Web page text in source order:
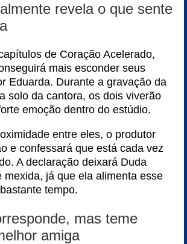
revela o que sente
de Coração Acelerado,
mais esconder seus
Eduarda. Durante a gravação da
solo da cantora, os dois viverão
emoção dentro do estúdio.
entre eles, o produtor
e confessará que está cada vez
A declaração deixará Duda
mexida, já que ela alimenta esse
tempo.
mas teme
amiga